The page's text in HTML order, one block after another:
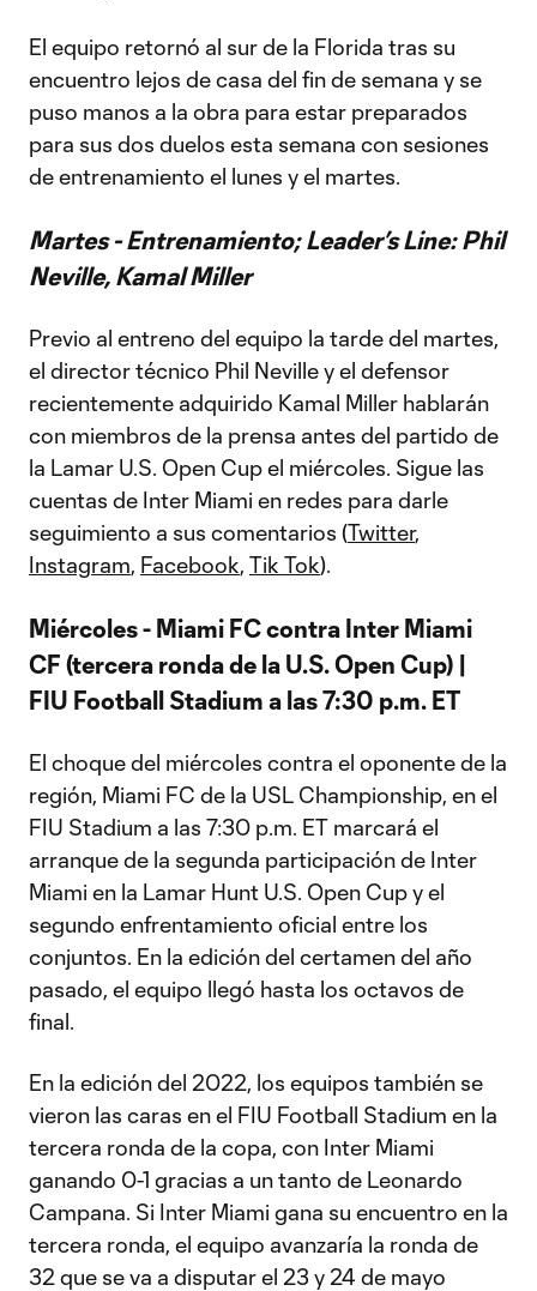
El equipo retornó al sur de la Florida tras su
encuentro lejos de casa del fin de semana y se
puso manos a la obra para estar preparados
para sus dos duelos esta semana con sesiones
de entrenamiento el lunes y el martes.
Martes - Entrenamiento; Leader’s Line: Phil
Neville, Kamal Miller
Previo al entreno del equipo la tarde del martes,
el director técnico Phil Neville y el defensor
recientemente adquirido Kamal Miller hablarán
con miembros de la prensa antes del partido de
la Lamar U.S. Open Cup el miércoles. Sigue las
cuentas de Inter Miami en redes para darle
seguimiento a sus comentarios (Twitter,
Instagram, Facebook, Tik Tok).
Miércoles - Miami FC contra Inter Miami
CF (tercera ronda de la U.S. Open Cup) |
FIU Football Stadium a las 7:30 p.m. ET
El choque del miércoles contra el oponente de la
región, Miami FC de la USL Championship, en el
FIU Stadium a las 7:30 p.m. ET marcará el
arranque de la segunda participación de Inter
Miami en la Lamar Hunt U.S. Open Cup y el
segundo enfrentamiento oficial entre los
conjuntos. En la edición del certamen del año
pasado, el equipo llegó hasta los octavos de
final.
En la edición del 2022, los equipos también se
vieron las caras en el FIU Football Stadium en la
tercera ronda de la copa, con Inter Miami
ganando 0-1 gracias a un tanto de Leonardo
Campana. Si Inter Miami gana su encuentro en la
tercera ronda, el equipo avanzaría la ronda de
32 que se va a disputar el 23 y 24 de mayo